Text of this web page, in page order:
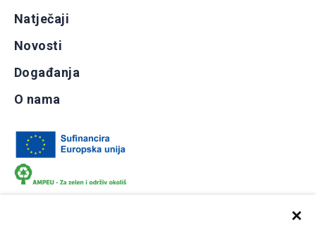
×
Natječaji
Novosti
Događanja
O nama